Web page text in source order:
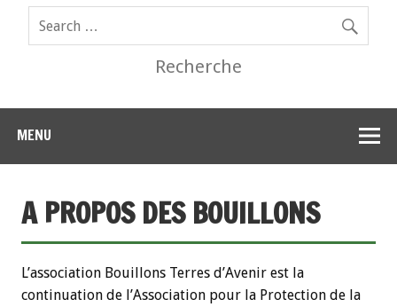
Recherche
MENU
A PROPOS DES BOUILLONS
L’association Bouillons Terres d’Avenir est la
continuation de l’Association pour la Protection de la